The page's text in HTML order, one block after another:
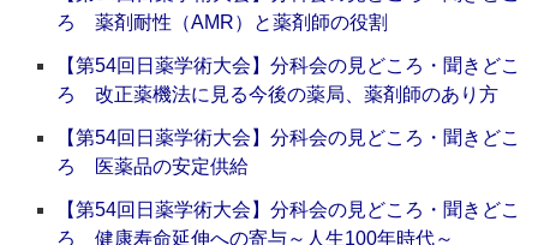
ろ 薬剤耐性（AMR）と薬剤師の役割
【第54回日薬学術大会】分科会の見どころ・聞きどこ
ろ 改正薬機法に見る今後の薬局、薬剤師のあり方
【第54回日薬学術大会】分科会の見どころ・聞きどこ
ろ 医薬品の安定供給
【第54回日薬学術大会】分科会の見どころ・聞きどこ
ろ 健康寿命延伸への寄与～人生100年時代～